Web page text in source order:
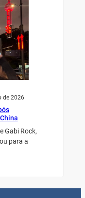
de 2026
Gabi Rock,
para a